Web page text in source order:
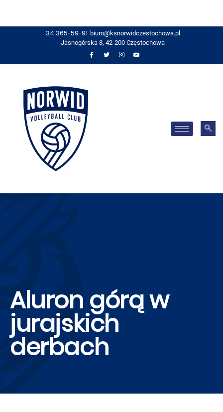
34 365-59-91 biuro@ksnorwidczestochowa.pl
Jasnogórska 8, 42-200 Częstochowa
Aluron górą w
jurajskich
derbach